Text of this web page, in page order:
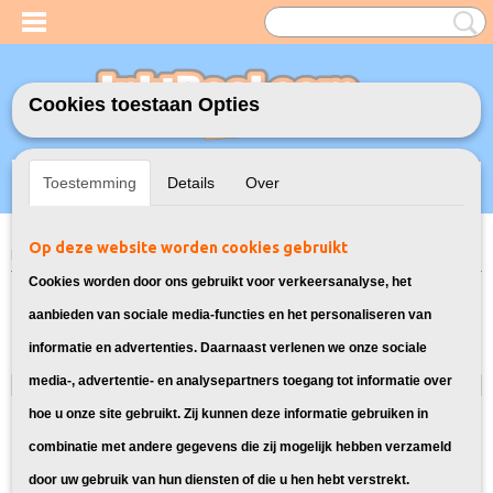
Inloggen Registreren
UW WINKELWAGEN
Home>Inktcartridges>Geschikt voor Canon
Inktcartridges
Geschikt voor Canon
Geschikt voor Brother
Cookies toestaan Opties
Toestemming Details Over
Op deze website worden cookies gebruikt
Cookies worden door ons gebruikt voor verkeersanalyse, het
aanbieden van sociale media-functies en het personaliseren van
informatie en advertenties. Daarnaast verlenen we onze sociale
media-, advertentie- en analysepartners toegang tot informatie over
hoe u onze site gebruikt. Zij kunnen deze informatie gebruiken in
combinatie met andere gegevens die zij mogelijk hebben verzameld
door uw gebruik van hun diensten of die u hen hebt verstrekt.